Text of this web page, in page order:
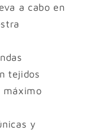
a cabo en
tejidos
máximo
y